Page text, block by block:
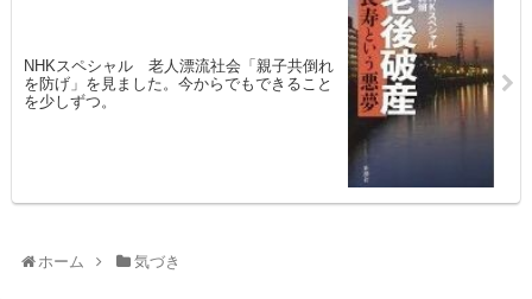
NHKスペシャル 老人漂流社会「親子共倒れ
を防げ」を見ました。今からでもできること
を少しずつ。
ホーム 気づき